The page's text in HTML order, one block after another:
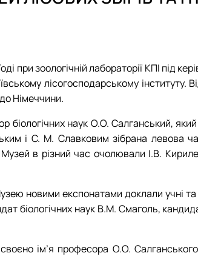
"Інженерно-технічного забезпечення
"Загального лісівництва та охорони
Пам’яті Володимира
Міжнародні стандарти з
Пожежне законодавство
Корисні посилання
Пожежна ситуація в
Проєкти
Контакти
при зоологічній лабораторії КПІ
лісогосподарському
Німеччини.
біологічних наук О.О. Салганський,
і С. М. Славковим зібрана левова
в різний час очолювали І.В.
новими експонатами доклали учні
біологічних наук В.М. Смаголь,
ім’я професора О.О.